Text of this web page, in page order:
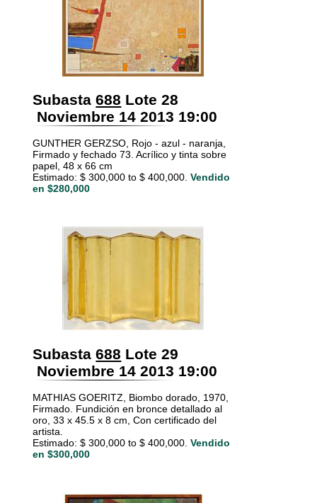
Subasta 688 Lote 28
Noviembre 14 2013 19:00
GUNTHER GERZSO, Rojo - azul - naranja,
Firmado y fechado 73. Acrílico y tinta sobre
papel, 48 x 66 cm
Estimado: $ 300,000 to $ 400,000. Vendido
en $280,000
Subasta 688 Lote 29
Noviembre 14 2013 19:00
MATHIAS GOERITZ, Biombo dorado, 1970,
Firmado. Fundición en bronce detallado al
oro, 33 x 45.5 x 8 cm, Con certificado del
artista.
Estimado: $ 300,000 to $ 400,000. Vendido
en $300,000